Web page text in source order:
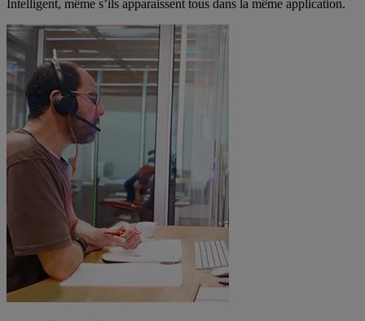
Intelligent, même s’ils apparaissent tous dans la même application.